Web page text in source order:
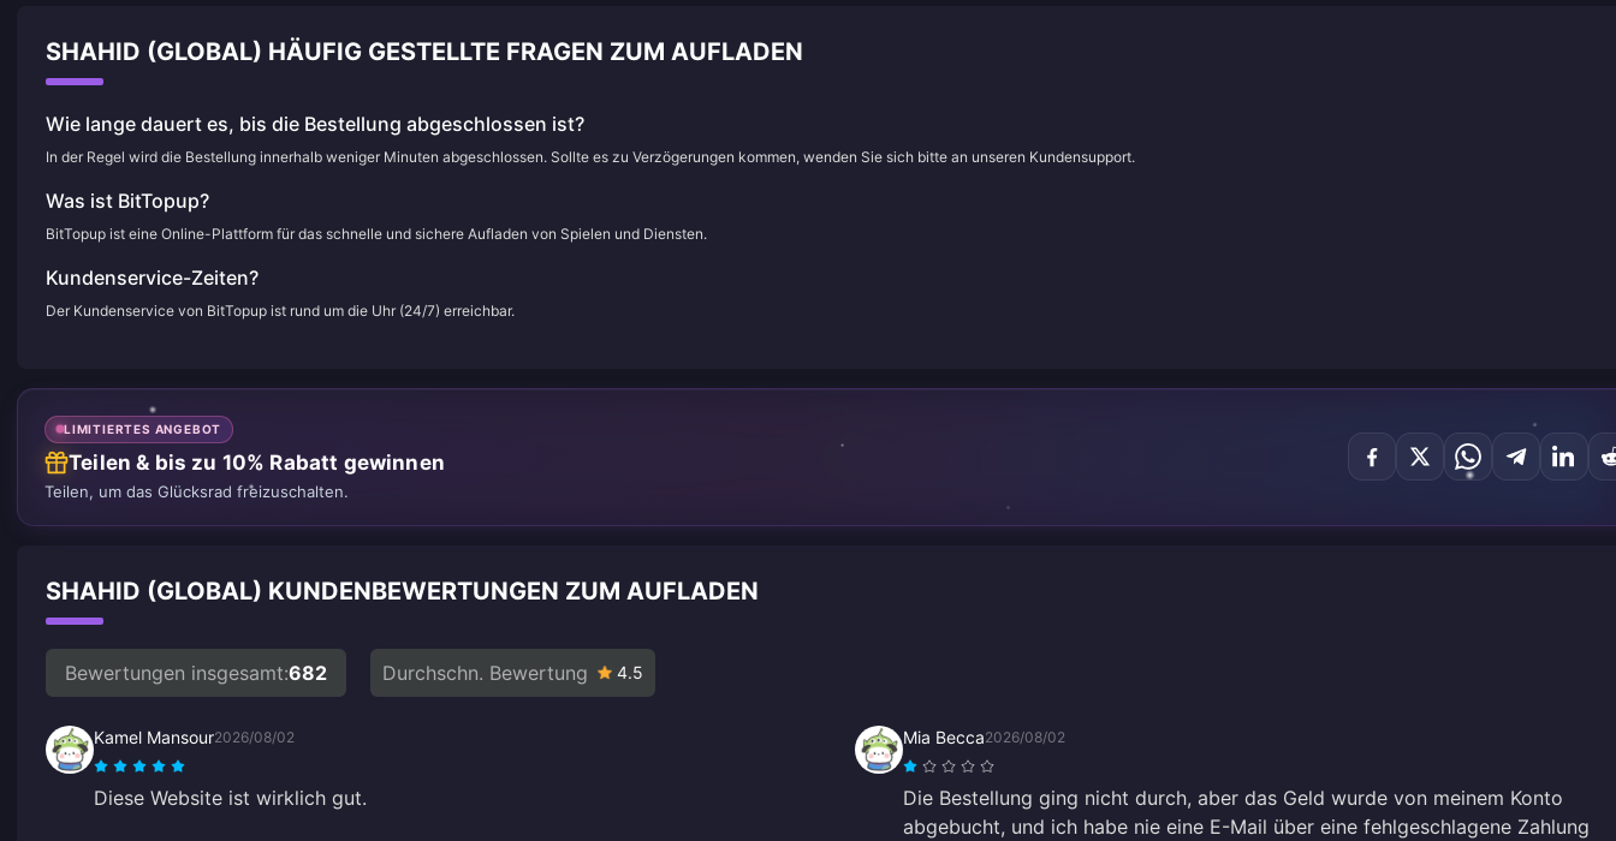
SHAHID (GLOBAL) HÄUFIG GESTELLTE FRAGEN ZUM AUFLADEN
Wie lange dauert es, bis die Bestellung abgeschlossen ist?
In der Regel wird die Bestellung innerhalb weniger Minuten abgeschlossen. Sollte es zu Verzögerungen kommen, wenden Sie sich bitte an unseren Kundensupport.
Was ist BitTopup?
BitTopup ist eine Online-Plattform für das schnelle und sichere Aufladen von Spielen und Diensten.
Kundenservice-Zeiten?
Der Kundenservice von BitTopup ist rund um die Uhr (24/7) erreichbar.
LIMITIERTES ANGEBOT
Teilen & bis zu 10% Rabatt gewinnen
Teilen, um das Glücksrad freizuschalten.
SHAHID (GLOBAL) KUNDENBEWERTUNGEN ZUM AUFLADEN
Bewertungen insgesamt:682 Durchschn. Bewertung 4.5
Kamel Mansour2026/08/02
Diese Website ist wirklich gut.
Mia Becca2026/08/02
Die Bestellung ging nicht durch, aber das Geld wurde von meinem Konto
abgebucht, und ich habe nie eine E-Mail über eine fehlgeschlagene Zahlung